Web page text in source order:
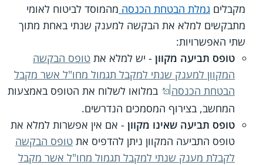
מקבלים גמלת הבטחת הכנסה מהמוסד לביטוח לאומי
מתבקשים למלא את הבקשה למענק שנתי באחת מתוך
שתי האפשרויות:
טופס תביעה מקוון - יש למלא את טופס הבקשה
המקוון למענק שנתי למקבל תגמול מחו"ל אשר מקבל
הבטחת הכנסה
במלואו לשלוח את הטופס באמצעות
המחשב, בצירוף המסמכים הנדרשים.
טופס תביעה שאינו מקוון - אם אין אפשרות למלא את
טופס התביעה המקוון ניתן להדפיס את טופס הבקשה
לקבלת מענק שנתי למקבל תגמול מחו"ל אשר מקבל